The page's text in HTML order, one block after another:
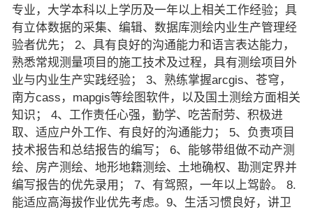
专业，大学本科以上学历及一年以上相关工作经验；具
有立体数据的采集、编辑、数据库测绘内业生产管理经
验者优先； 2、具有良好的沟通能力和语言表达能力，
熟悉常规测量项目的施工技术及过程，具有测绘项目外
业与内业生产实践经验； 3、熟练掌握arcgis、苍穹，
南方cass，mapgis等绘图软件，以及国土测绘方面相关
知识； 4、工作责任心强，勤学、吃苦耐劳、积极进
取、适应户外工作、有良好的沟通能力； 5、负责项目
技术报告和总结报告的编写； 6、能够带组做不动产测
绘、房产测绘、地形地籍测绘、土地确权、勘测定界并
编写报告的优先录用； 7、有驾照，一年以上驾龄。 8.
能适应高海拔作业优先考虑。9、生活习惯良好，讲卫